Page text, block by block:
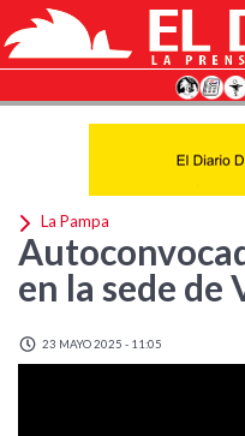
La Pampa
en la sede
23 MAYO 2025 - 11:05